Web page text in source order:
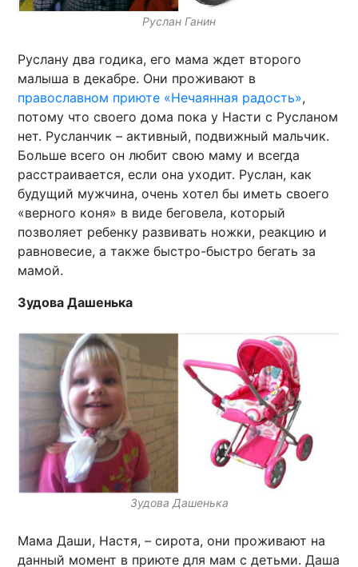
Руслан Ганин
Руслану два годика, его мама ждет второго
малыша в декабре. Они проживают в
православном приюте «Нечаянная радость»,
потому что своего дома пока у Насти с Русланом
нет. Русланчик – активный, подвижный мальчик.
Больше всего он любит свою маму и всегда
расстраивается, если она уходит. Руслан, как
будущий мужчина, очень хотел бы иметь своего
«верного коня» в виде беговела, который
позволяет ребенку развивать ножки, реакцию и
равновесие, а также быстро-быстро бегать за
мамой.
Зудова Дашенька
Зудова Дашенька
Мама Даши, Настя, – сирота, они проживают на
данный момент в приюте для мам с детьми. Даша